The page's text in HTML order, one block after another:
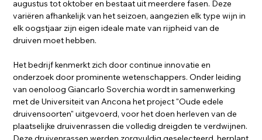
augustus tot oktober en bestaat uit meerdere fasen. Deze
variëren afhankelijk van het seizoen, aangezien elk type wijn in
elk oogstjaar zijn eigen ideale mate van rijpheid van de
druiven moet hebben.
Het bedrijf kenmerkt zich door continue innovatie en
onderzoek door prominente wetenschappers. Onder leiding
van oenoloog Giancarlo Soverchia wordt in samenwerking
met de Universiteit van Ancona het project "Oude edele
druivensoorten" uitgevoerd, voor het doen herleven van de
plaatselijke druivenrassen die volledig dreigden te verdwijnen.